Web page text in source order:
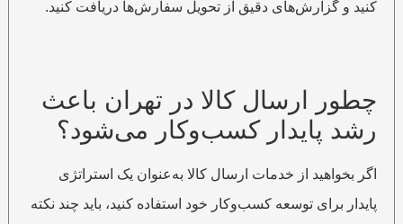
کنید و گزارش‌های دقیق از تحویل سفارش‌ها دریافت کنید.
چطور ارسال کالا در تهران باعث
رشد پایدار کسب‌وکار می‌شود؟
اگر بخواهید از خدمات ارسال کالا به‌عنوان یک استراتژی
پایدار برای توسعه کسب‌وکار خود استفاده کنید، باید چند نکته